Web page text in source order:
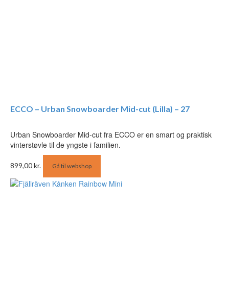
ECCO – Urban Snowboarder Mid-cut (Lilla) – 27
Urban Snowboarder Mid-cut fra ECCO er en smart og praktisk
vinterstøvle til de yngste i familien.
899,00kr. Gå til webshop